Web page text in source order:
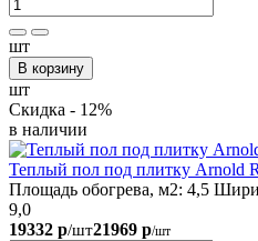
шт
В корзину
шт
Скидка - 12%
в наличии
Теплый пол под плитку Arnold
Площадь обогрева, м2: 4,5
9,0
19332 р/шт21969 р/шт